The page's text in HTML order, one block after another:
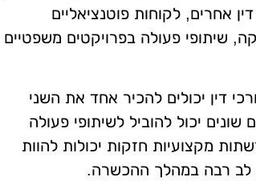
אחרים, לקוחות פוטנציאליים
שיתופי פעולה בפרויקטים משפטיים
דין יכולים להכיר אחד את השני
שונים יכול להוביל לשיתופי פעולה
מקצועיות חזקות יכולות להוות
לב רבה במהלך ההכשרה.